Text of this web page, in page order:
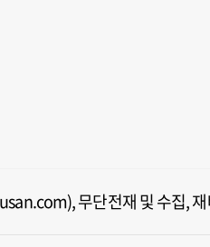
무단전재 및 수집,